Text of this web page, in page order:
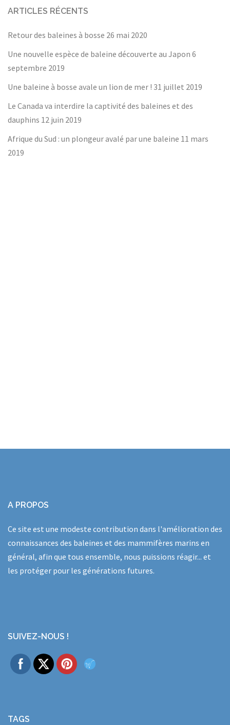
ARTICLES RÉCENTS
Retour des baleines à bosse 26 mai 2020
Une nouvelle espèce de baleine découverte au Japon 6
septembre 2019
Une baleine à bosse avale un lion de mer ! 31 juillet 2019
Le Canada va interdire la captivité des baleines et des
dauphins 12 juin 2019
Afrique du Sud : un plongeur avalé par une baleine 11 mars
2019
A PROPOS
Ce site est une modeste contribution dans l'amélioration des
connaissances des baleines et des mammifères marins en
général, afin que tous ensemble, nous puissions réagir... et
les protéger pour les générations futures.
SUIVEZ-NOUS !
TAGS